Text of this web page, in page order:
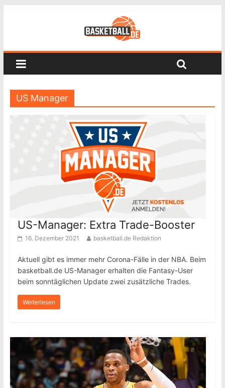
US Manager
US-Manager: Extra Trade-Booster
16. Dezember 2021 basketball.de Redaktion
Aktuell gibt es immer mehr Corona-Fälle in der NBA. Beim
basketball.de US-Manager erhalten die Fantasy-User
beim sonntäglichen Update zwei zusätzliche Trades.
Weiterlesen